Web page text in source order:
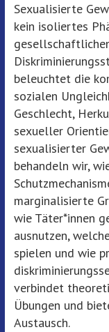
Sexualisierte
kein isoliertes
beleuchtet die
sozialen
Geschlecht,
sexueller
sexualisierter
behandeln wir,
marginalisierte
wie Täter*innen
ausnutzen,
spielen und wie
verbindet
Übungen und
Austausch.